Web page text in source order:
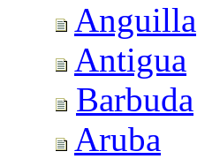
Anguilla
Antigua
Barbuda
Aruba